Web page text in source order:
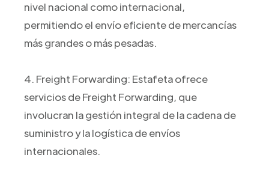
nivel nacional como internacional,
permitiendo el envío eficiente de mercancías
más grandes o más pesadas.
4. Freight Forwarding: Estafeta ofrece
servicios de Freight Forwarding, que
involucran la gestión integral de la cadena de
suministro y la logística de envíos
internacionales.